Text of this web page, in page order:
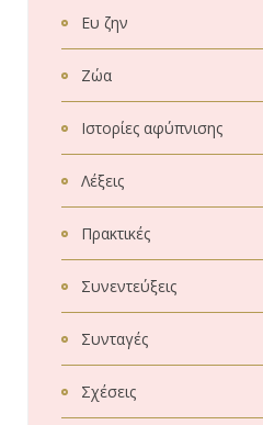
Ευ ζην
Ζώα
Ιστορίες αφύπνισης
Λέξεις
Πρακτικές
Συνεντεύξεις
Συνταγές
Σχέσεις